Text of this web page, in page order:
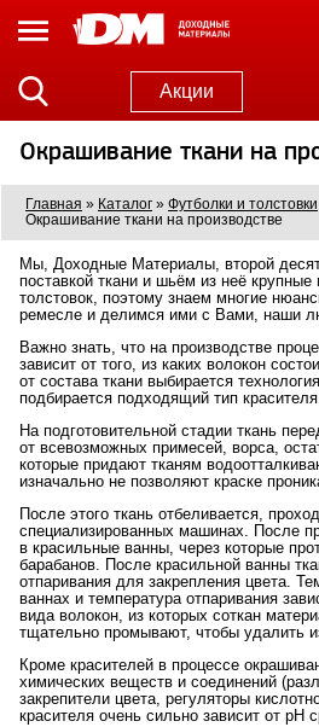
Акции
Окрашивание ткани на
Главная » Каталог » Футболки и толстовки
Окрашивание ткани на производстве
Мы, Доходные Материалы, второй
поставкой ткани и шьём из неё крупные
толстовок, поэтому знаем многие
ремесле и делимся ими с Вами, наши
Важно знать, что на производстве
зависит от того, из каких волокон
от состава ткани выбирается
подбирается подходящий тип
На подготовительной стадии ткань
от всевозможных примесей, ворса,
которые придают тканям
изначально не позволяют краске
После этого ткань отбеливается,
специализированных машинах. После
в красильные ванны, через которые
барабанов. После красильной ванны
отпаривания для закрепления цвета.
ваннах и температура отпаривания
вида волокон, из которых соткан
тщательно промывают, чтобы удалить
Кроме красителей в процессе
химических веществ и соединений
закрепители цвета, регуляторы
красителя очень сильно зависит от рН